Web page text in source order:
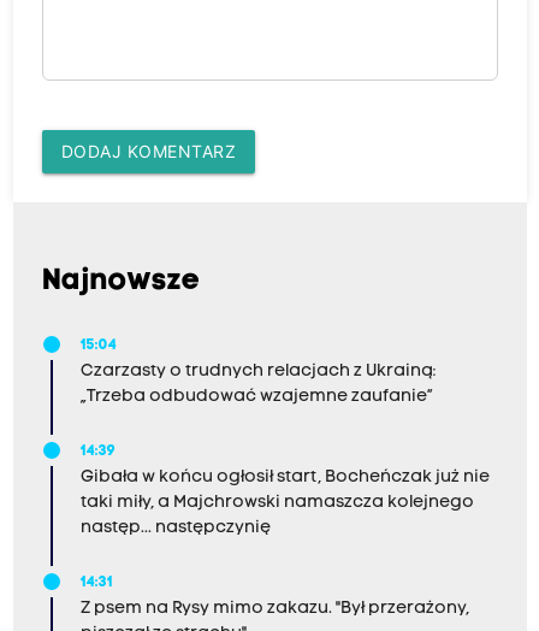
DODAJ KOMENTARZ
Najnowsze
15:04
Czarzasty o trudnych relacjach z Ukrainą:
„Trzeba odbudować wzajemne zaufanie”
14:39
Gibała w końcu ogłosił start, Bocheńczak już nie
taki miły, a Majchrowski namaszcza kolejnego
następ... następczynię
14:31
Z psem na Rysy mimo zakazu. "Był przerażony,